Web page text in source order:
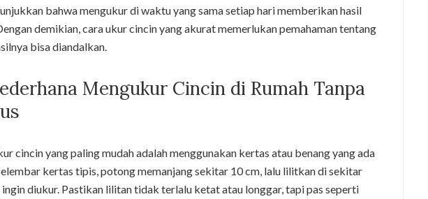
bahwa mengukur di waktu yang sama setiap hari memberikan hasil
demikian, cara ukur cincin yang akurat memerlukan pemahaman tentang
bisa diandalkan.
Mengukur Cincin di Rumah Tanpa
cincin yang paling mudah adalah menggunakan kertas atau benang yang ada
kertas tipis, potong memanjang sekitar 10 cm, lalu lilitkan di sekitar
diukur. Pastikan lilitan tidak terlalu ketat atau longgar, tapi pas seperti